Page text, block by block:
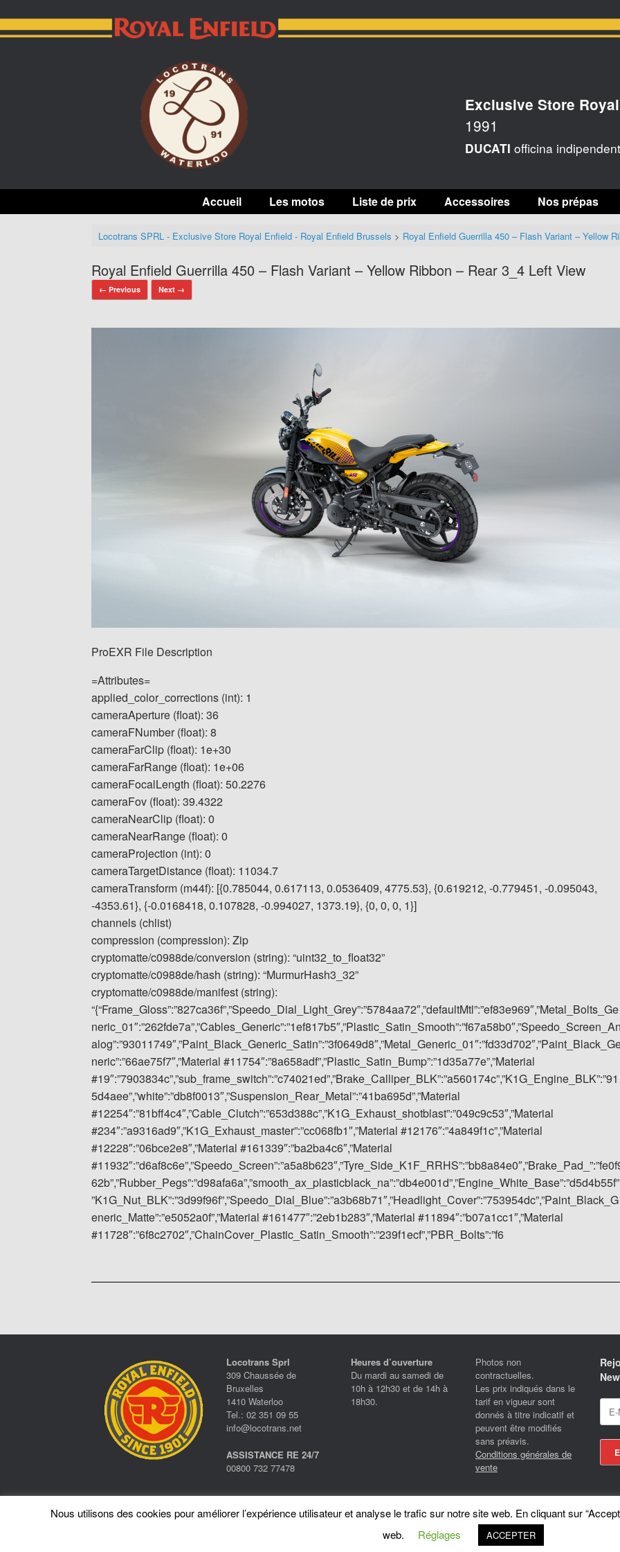
to
content
Exclusive Store
1991
DUCATI officina
Accueil Les motos Liste de prix Accessoires Nos prépas
Locotrans SPRL - Exclusive Store Royal Enfield - Royal Enfield Brussels > Royal Enfield Guerrilla 450 – Flash Variant – Yellow
Royal Enfield Guerrilla 450 – Flash Variant – Yellow Ribbon – Rear 3_4 Left View
← Previous Next →
ProEXR File Description
=Attributes=
applied_color_corrections (int): 1
cameraAperture (float): 36
cameraFNumber (float): 8
cameraFarClip (float): 1e+30
cameraFarRange (float): 1e+06
cameraFocalLength (float): 50.2276
cameraFov (float): 39.4322
cameraNearClip (float): 0
cameraNearRange (float): 0
cameraProjection (int): 0
cameraTargetDistance (float): 11034.7
cameraTransform (m44f): [{0.785044, 0.617113, 0.0536409, 4775.53}, {0.619212, -0.779451, -0.095043,
-4353.61}, {-0.0168418, 0.107828, -0.994027, 1373.19}, {0, 0, 0, 1}]
channels (chlist)
compression (compression): Zip
cryptomatte/c0988de/conversion (string): “uint32_to_float32”
cryptomatte/c0988de/hash (string): “MurmurHash3_32”
cryptomatte/c0988de/manifest (string):
“{“Frame_Gloss”:”827ca36f”,”Speedo_Dial_Light_Grey”:”5784aa72″,”defaultMtl”:”ef83e969″,”Metal_Bolts_Ge
neric_01″:”262fde7a”,”Cables_Generic”:”1ef817b5″,”Plastic_Satin_Smooth”:”f67a58b0″,”Speedo_Screen_An
neric”:”66ae75f7″,”Material #11754″:”8a658adf”,”Plastic_Satin_Bump”:”1d35a77e”,”Material
#19″:”7903834c”,”sub_frame_switch”:”c74021ed”,”Brake_Calliper_BLK”:”a560174c”,”K1G_Engine_BLK”:”91
5d4aee”,”white”:”db8f0013″,”Suspension_Rear_Metal”:”41ba695d”,”Material
#12254″:”81bff4c4″,”Cable_Clutch”:”653d388c”,”K1G_Exhaust_shotblast”:”049c9c53″,”Material
#234″:”a9316ad9″,”K1G_Exhaust_master”:”cc068fb1″,”Material #12176″:”4a849f1c”,”Material
#12228″:”06bce2e8″,”Material #161339″:”ba2ba4c6″,”Material
”K1G_Nut_BLK”:”3d99f96f”,”Speedo_Dial_Blue”:”a3b68b71″,”Headlight_Cover”:”753954dc”,”Paint_Black_G
eneric_Matte”:”e5052a0f”,”Material #161477″:”2eb1b283″,”Material #11894″:”b07a1cc1″,”Material
#11728″:”6f8c2702″,”ChainCover_Plastic_Satin_Smooth”:”239f1ecf”,”PBR_Bolts”:”f6
Locotrans Sprl
309 Chaussée de
Bruxelles
1410 Waterloo
Tel.: 02 351 09 55
info@locotrans.net
ASSISTANCE RE 24/7
00800 732 77478
Heures d’ouverture
Du mardi au samedi de
10h à 12h30 et de 14h à
18h30.
Photos non
contractuelles.
Les prix indiqués dans le
tarif en vigueur sont
donnés à titre indicatif et
peuvent être modifiés
sans préavis.
Conditions générales de
vente
ASiteOrigin Theme
Nous utilisons des cookies pour améliorer l’expérience utilisateur et analyse le trafic sur notre site web. En cliquant sur
web.
Réglages ACCEPTER